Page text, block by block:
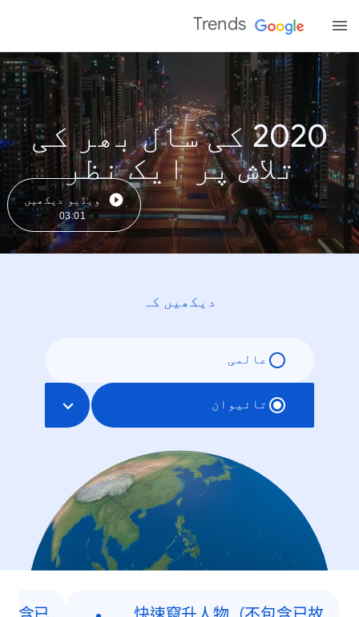
Trends
2020 کی سال بھر کی
تلاش پر ایک نظر
ویڈیو دیکھیں
03:01
دیکھیں کہ
عالمی
تائیوان